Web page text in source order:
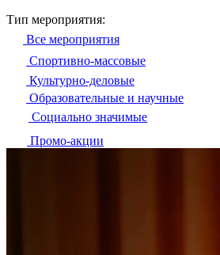
Тип мероприятия:
Все мероприятия
Спортивно-массовые
Культурно-деловые
Образовательные и научные
Социально значимые
Промо-акции